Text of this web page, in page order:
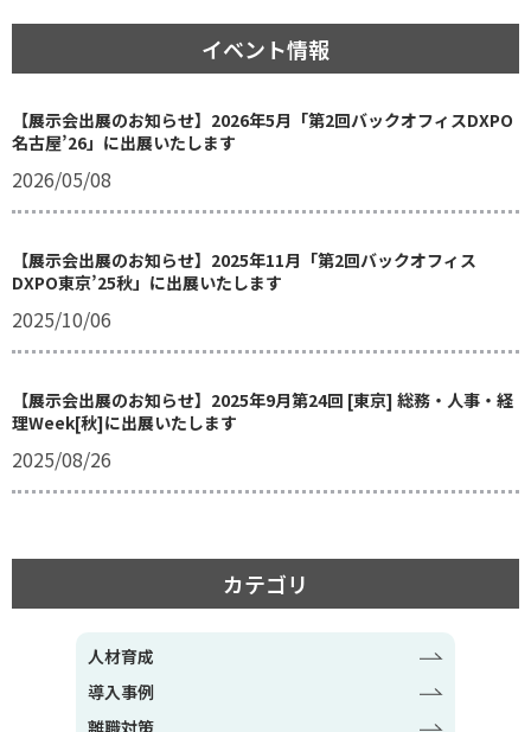
イベント情報
【展示会出展のお知らせ】2026年5月「第2回バックオフィスDXPO
名古屋’26」に出展いたします
2026/05/08
【展示会出展のお知らせ】2025年11月「第2回バックオフィス
DXPO東京’25秋」に出展いたします
2025/10/06
【展示会出展のお知らせ】2025年9月第24回 [東京] 総務・人事・経
理Week[秋]に出展いたします
2025/08/26
カテゴリ
人材育成
導入事例
離職対策